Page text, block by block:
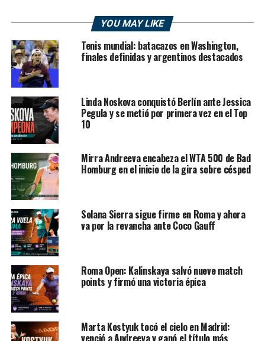
“Desde el momento en que nos recogieron en el
aeropuerto, la gente ha sido muy amigable. Es un área
muy hermosa. Estoy emocionado de estar aquí y jugar
aquí en Monterrey”, dijo Clijsters. dijo a los medios este
domingo antes del torneo.
YOU MAY LIKE
Tenis mundial: batacazos en Washington,
finales definidas y argentinos destacados
Linda Noskova conquistó Berlín ante Jessica
Pegula y se metió por primera vez en el Top
10
Mirra Andreeva encabeza el WTA 500 de Bad
Homburg en el inicio de la gira sobre césped
Solana Sierra sigue firme en Roma y ahora
va por la revancha ante Coco Gauff
Roma Open: Kalinskaya salvó nueve match
points y firmó una victoria épica
Marta Kostyuk tocó el cielo en Madrid:
venció a Andreeva y ganó el título más